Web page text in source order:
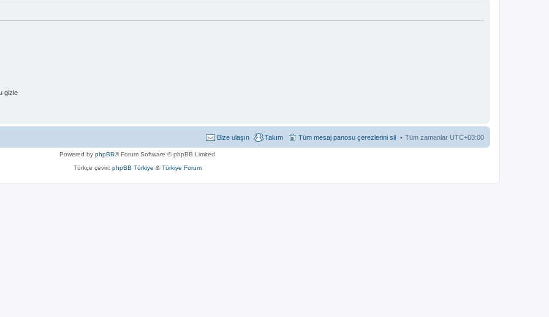
gizle
Tüm zamanlar UTC+03:00
Tüm mesaj panosu çerezlerini sil
Takım
Bize ulaşın
Powered by phpBB® Forum Software © phpBB Limited
Türkçe çeviri: phpBB Türkiye & Türkiye Forum